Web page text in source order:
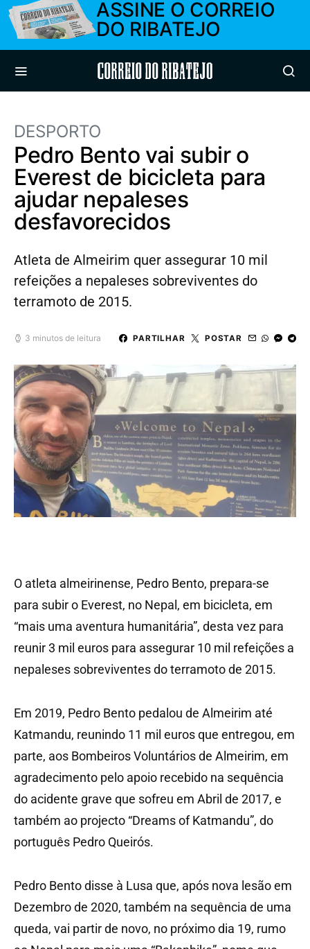
ASSINE O CORREIO
DO RIBATEJO
Correio do Ribatejo
DESPORTO
Pedro Bento vai subir o
Everest de bicicleta para
ajudar nepaleses
desfavorecidos
Atleta de Almeirim quer assegurar 10 mil
refeições a nepaleses sobreviventes do
terramoto de 2015.
3 minutos de leitura PARTILHAR POSTAR
O atleta almeirinense, Pedro Bento, prepara-se
para subir o Everest, no Nepal, em bicicleta, em
“mais uma aventura humanitária”, desta vez para
reunir 3 mil euros para assegurar 10 mil refeições a
nepaleses sobreviventes do terramoto de 2015.
Em 2019, Pedro Bento pedalou de Almeirim até
Katmandu, reunindo 11 mil euros que entregou, em
parte, aos Bombeiros Voluntários de Almeirim, em
agradecimento pelo apoio recebido na sequência
do acidente grave que sofreu em Abril de 2017, e
também ao projecto “Dreams of Katmandu”, do
português Pedro Queirós.
Pedro Bento disse à Lusa que, após nova lesão em
Dezembro de 2020, também na sequência de uma
queda, vai partir de novo, no próximo dia 19, rumo